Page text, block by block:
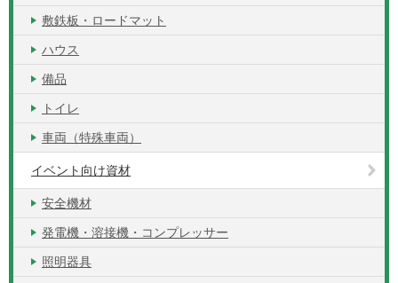
敷鉄板・ロードマット
ハウス
備品
トイレ
車両（特殊車両）
イベント向け資材
安全機材
発電機・溶接機・コンプレッサー
照明器具